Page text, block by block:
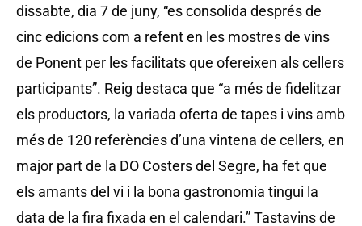
dissabte, dia 7 de juny, “es consolida després de
cinc edicions com a refent en les mostres de vins
de Ponent per les facilitats que ofereixen als cellers
participants”. Reig destaca que “a més de fidelitzar
els productors, la variada oferta de tapes i vins amb
més de 120 referències d’una vintena de cellers, en
major part de la DO Costers del Segre, ha fet que
els amants del vi i la bona gastronomia tingui la
data de la fira fixada en el calendari.” Tastavins de